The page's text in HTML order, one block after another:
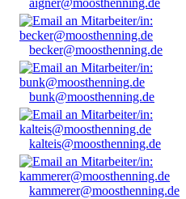
aigner@moosthenning.de
becker@moosthenning.de
bunk@moosthenning.de
kalteis@moosthenning.de
kammerer@moosthenning.de